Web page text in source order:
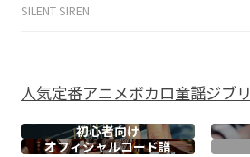
SILENT SIREN
人気定番アニメボカロ童謡ジブリ
初心者向け
オフィシャルコード譜